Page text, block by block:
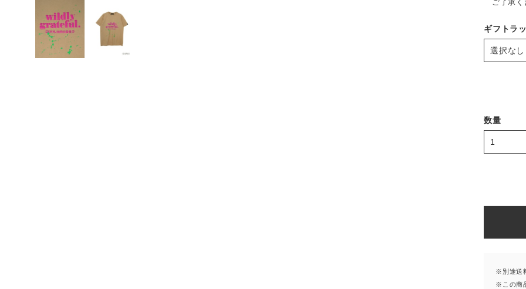
ご了承く
ギフトラ
数量
※別途送
※この商